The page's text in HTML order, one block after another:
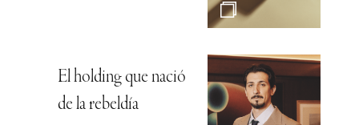
El holding que nació
de la rebeldía